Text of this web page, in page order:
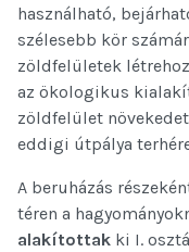
használható,
szélesebb kör
zöldfelületek
az ökologikus
zöldfelület
eddigi útpálya
A beruházás
téren a
alakítottak ki I.